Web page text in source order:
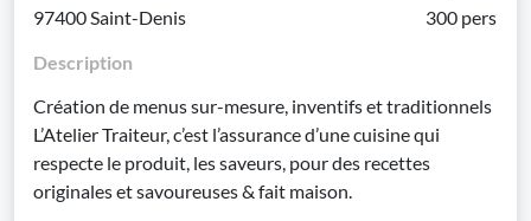
97400 Saint-Denis
300 pers
Description
Création de menus sur-mesure, inventifs et traditionnels
L’Atelier Traiteur, c’est l’assurance d’une cuisine qui
respecte le produit, les saveurs, pour des recettes
originales et savoureuses & fait maison.